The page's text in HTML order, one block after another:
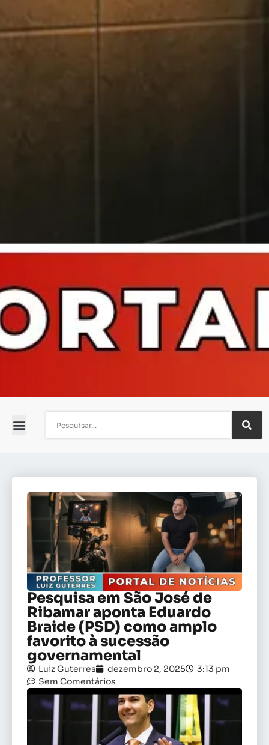
Pesquisa em São José de
Ribamar aponta Eduardo
Braide (PSD) como amplo
favorito à sucessão
governamental
Luiz Guterres dezembro 2, 2025
3:13 pm
Sem Comentários